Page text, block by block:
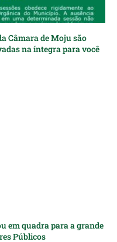
Câmara de Moju são
na íntegra para você
em quadra para a grande
Públicos